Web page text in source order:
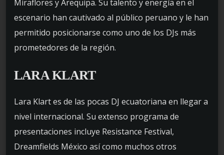
Miraflores y Arequipa. Su talento y energía en el
escenario han cautivado al público peruano y le han
permitido posicionarse como uno de los DJs más
prometedores de la región.
LARA KLART
Lara Klart es de las pocas DJ ecuatoriana en llegar a
nivel internacional. Su extenso programa de
presentaciones incluye Resistance Festival,
Dreamfields México así como muchos otros